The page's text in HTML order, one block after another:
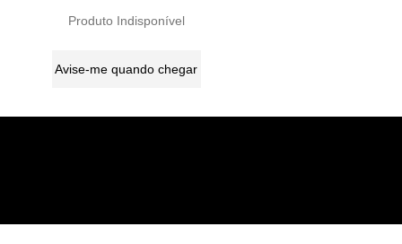
Produto Indisponível
Avise-me quando chegar